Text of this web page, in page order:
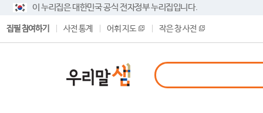
이 누리집은 대한민국 공식 전자정부 누리집입니다.
집필 참여하기 사전 통계 어휘 지도 작은 창 사전